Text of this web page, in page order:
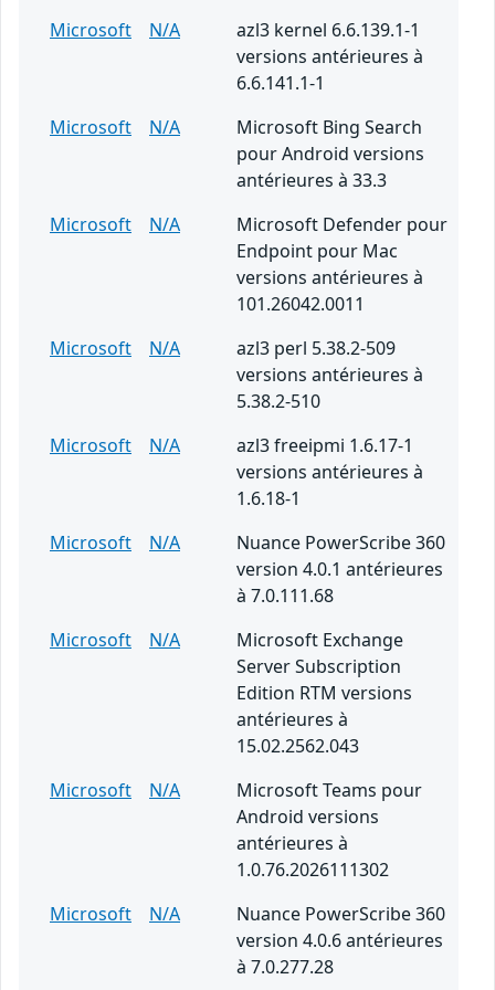
Microsoft
N/A
azl3 kernel 6.6.139.1-1
versions antérieures à
6.6.141.1-1
Microsoft
N/A
Microsoft Bing Search
pour Android versions
antérieures à 33.3
Microsoft
N/A
Microsoft Defender pour
Endpoint pour Mac
versions antérieures à
101.26042.0011
Microsoft
N/A
azl3 perl 5.38.2-509
versions antérieures à
5.38.2-510
Microsoft
N/A
azl3 freeipmi 1.6.17-1
versions antérieures à
1.6.18-1
Microsoft
N/A
Nuance PowerScribe 360
version 4.0.1 antérieures
à 7.0.111.68
Microsoft
N/A
Microsoft Exchange
Server Subscription
Edition RTM versions
antérieures à
15.02.2562.043
Microsoft
N/A
Microsoft Teams pour
Android versions
antérieures à
1.0.76.2026111302
Microsoft
N/A
Nuance PowerScribe 360
version 4.0.6 antérieures
à 7.0.277.28